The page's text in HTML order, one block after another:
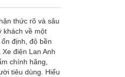
thức rõ và sâu
khách về một
định, độ bền
điện Lan Anh
chính hãng,
tiêu dùng. Hiểu